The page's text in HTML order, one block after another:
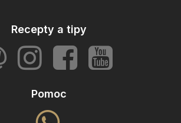
Recepty a tipy
Pomoc